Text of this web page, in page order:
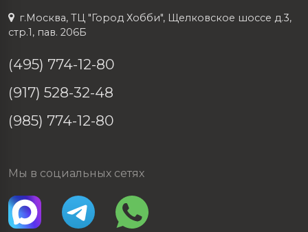
г.Москва, ТЦ "Город Хобби", Щелковское шоссе д.3,
стр.1, пав. 206Б
(495) 774-12-80
(917) 528-32-48
(985) 774-12-80
Мы в социальных сетях